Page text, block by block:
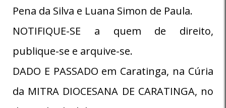
Pena da Silva e Luana Simon de Paula.
NOTIFIQUE-SE a quem de direito,
publique-se e arquive-se.
DADO E PASSADO em Caratinga, na Cúria
da MITRA DIOCESANA DE CARATINGA, no